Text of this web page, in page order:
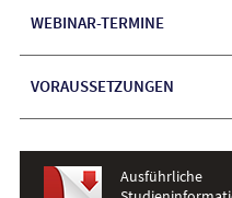
WEBINAR-TERMINE
VORAUSSETZUNGEN
Ausführliche